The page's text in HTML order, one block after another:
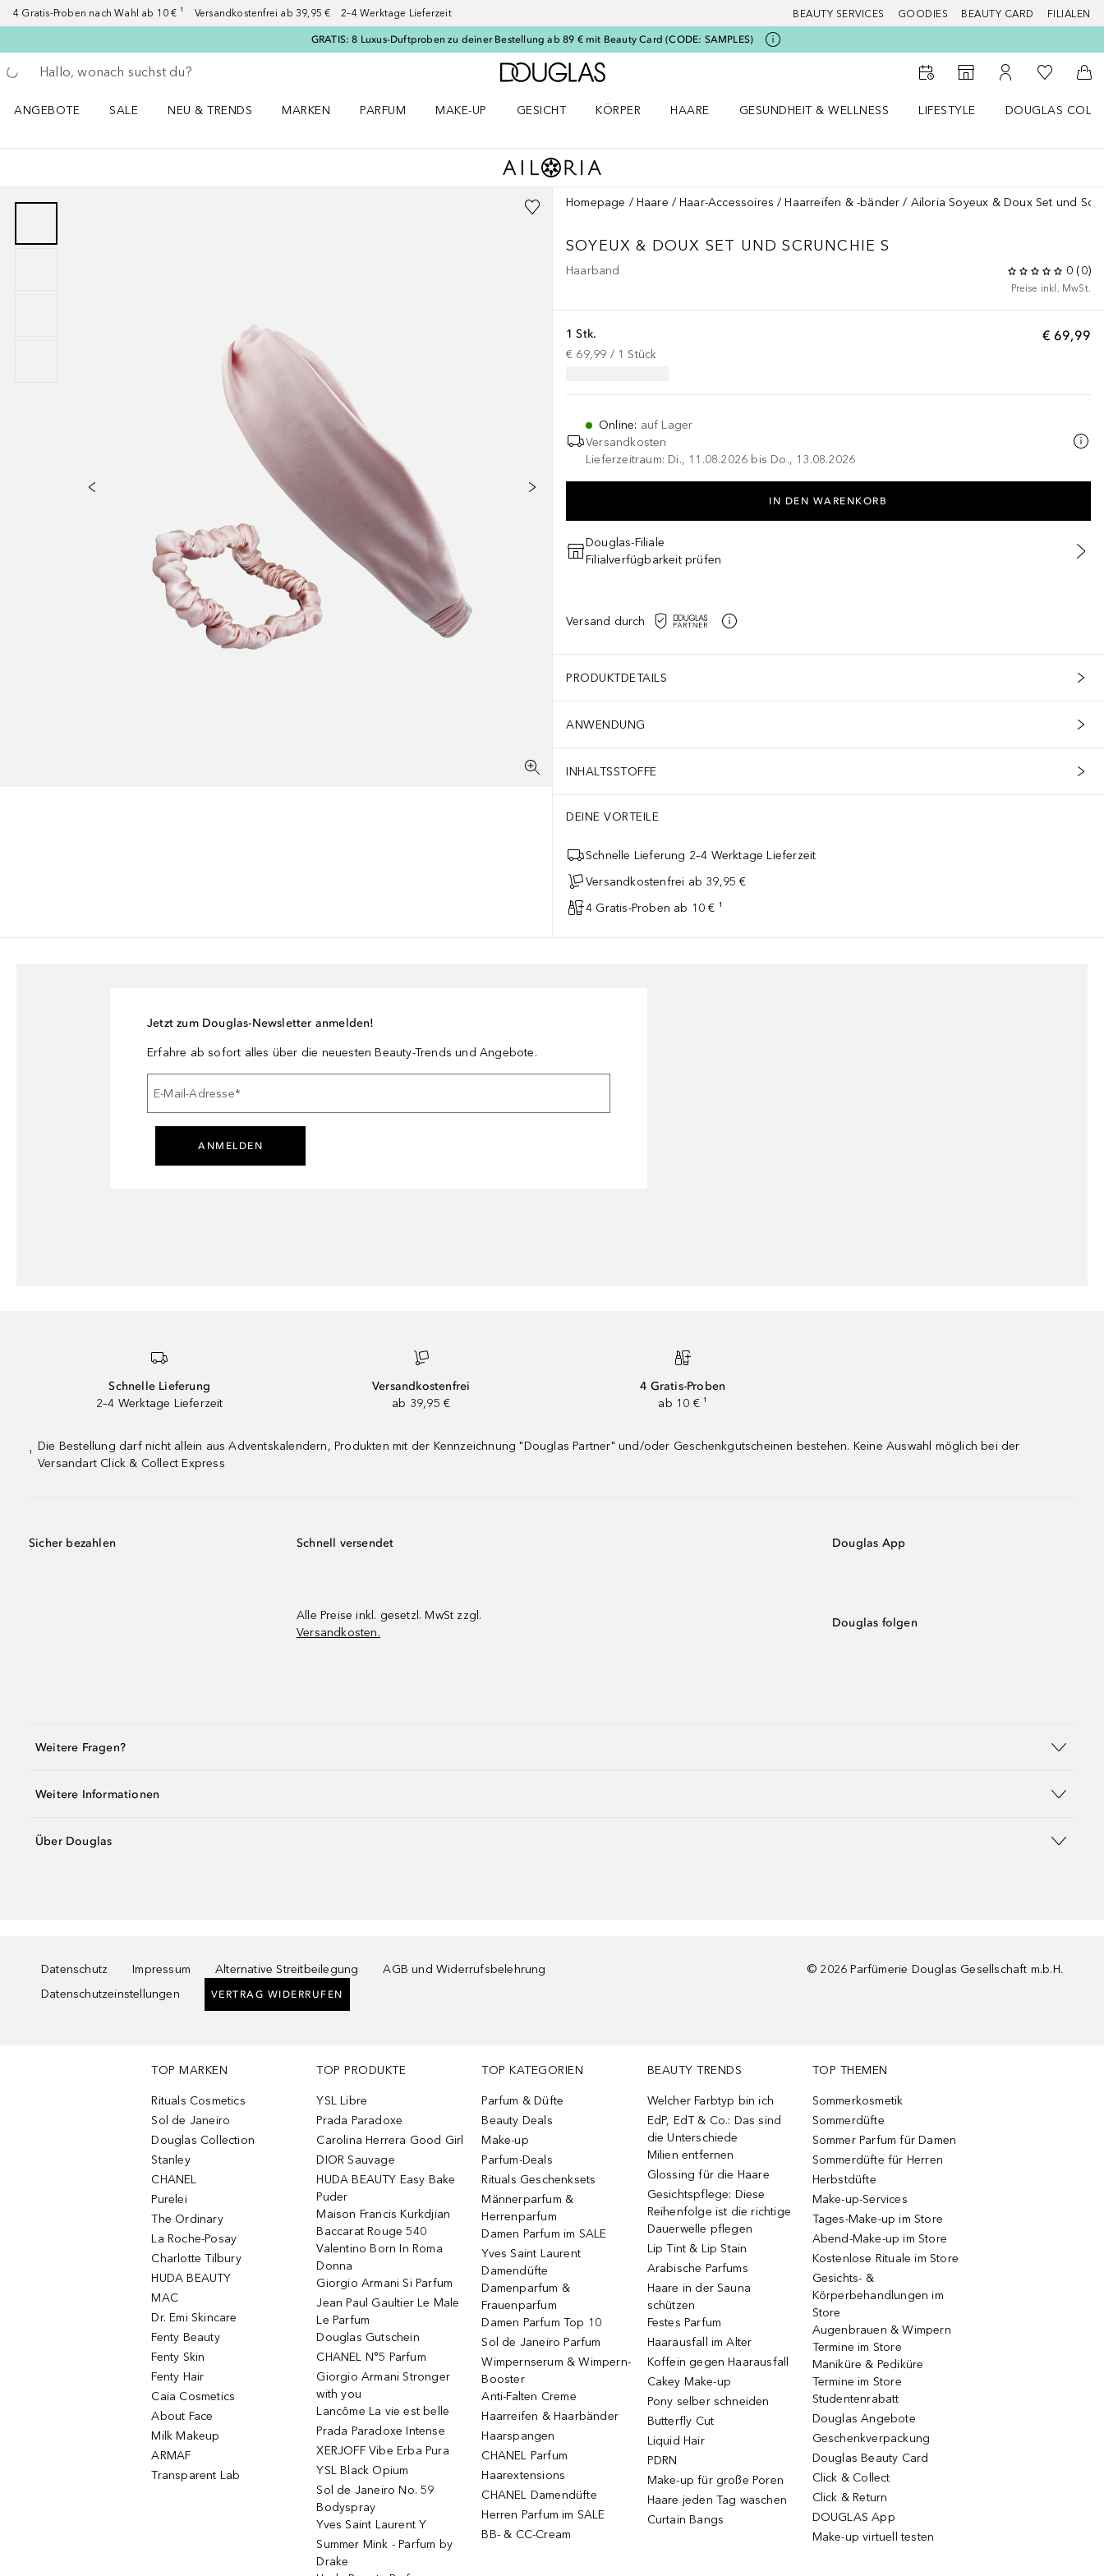
4 Gratis-Proben nach Wahl ab 10 € ¹ Versandkostenfrei ab 39,95 € 2–4 Werktage Lieferzeit BEAUTY SERVICES GOODIES BEAUTY CARD FILIALEN
GRATIS: 8 Luxus-Duftproben zu deiner Bestellung ab 89 € mit Beauty Card (CODE: SAMPLES)
Gehe zurück
Suche ausführen
Zur Douglas Startseite
Zum Storefinder
Zu Meinem
Zu Meiner
ANGEBOTE
SALE
NEU & TRENDS
MARKEN
PARFUM
MAKE-UP
GESICHT
KÖRPER
HAARE
GESUNDHEIT & WELLNESS
LIFESTYLE
DOUGLAS
Homepage Haare Haar-Accessoires Haarreifen & -bänder Ailoria Soyeux & Doux Set und
SOYEUX & DOUX SET UND SCRUNCHIE S
Haarband 0 (0)
Preise inkl. MwSt.
€ 69,99
1 Stk.
€ 69,99 / 1 Stück
Online: auf Lager
Versandkosten
Lieferzeitraum: Di., 11.08.2026 bis Do., 13.08.2026
IN DEN WARENKORB
Douglas-Filiale
Filialverfügbarkeit prüfen
Versand durch
PRODUKTDETAILS
ANWENDUNG
INHALTSSTOFFE
DEINE VORTEILE
Schnelle Lieferung 2–4 Werktage Lieferzeit
Versandkostenfrei ab 39,95 €
4 Gratis-Proben ab 10 € ¹
Jetzt zum Douglas-Newsletter anmelden!
Erfahre ab sofort alles über die neuesten Beauty-Trends und Angebote.
E-Mail-Adresse*
ANMELDEN
Schnelle Lieferung
2–4 Werktage Lieferzeit
Versandkostenfrei
ab 39,95 €
4 Gratis-Proben
ab 10 € ¹
¹
Die Bestellung darf nicht allein aus Adventskalendern, Produkten mit der Kennzeichnung "Douglas Partner" und/oder Geschenkgutscheinen bestehen. Keine Auswahl möglich bei der
Versandart Click & Collect Express
Sicher bezahlen Schnell versendet
Alle Preise inkl. gesetzl. MwSt zzgl.
Versandkosten.
Douglas App
Douglas folgen
Weitere Fragen?
Weitere Informationen
Über Douglas
Datenschutz Impressum Alternative Streitbeilegung
AGB und Widerrufsbelehrung
Datenschutzeinstellungen
VERTRAG WIDERRUFEN
© 2026 Parfümerie Douglas Gesellschaft m.b.H.
TOP MARKEN
Rituals Cosmetics
Sol de Janeiro
Douglas Collection
Stanley
CHANEL
Purelei
The Ordinary
La Roche-Posay
Charlotte Tilbury
HUDA BEAUTY
MAC
Dr. Emi Skincare
Fenty Beauty
Fenty Skin
Fenty Hair
Caia Cosmetics
About Face
Milk Makeup
ARMAF
Transparent Lab
TOP PRODUKTE
YSL Libre
Prada Paradoxe
Carolina Herrera Good Girl
DIOR Sauvage
HUDA BEAUTY Easy Bake
Puder
Maison Francis Kurkdjian
Baccarat Rouge 540
Valentino Born In Roma
Donna
Giorgio Armani Si Parfum
Jean Paul Gaultier Le Male
Le Parfum
Douglas Gutschein
CHANEL N°5 Parfum
Giorgio Armani Stronger
with you
Lancôme La vie est belle
Prada Paradoxe Intense
XERJOFF Vibe Erba Pura
YSL Black Opium
Sol de Janeiro No. 59
Bodyspray
Yves Saint Laurent Y
Summer Mink - Parfum by
Drake
TOP KATEGORIEN
Parfum & Düfte
Beauty Deals
Make-up
Parfum-Deals
Rituals Geschenksets
Männerparfum &
Herrenparfum
Damen Parfum im SALE
Yves Saint Laurent
Damendüfte
Damenparfum &
Frauenparfum
Damen Parfum Top 10
Sol de Janeiro Parfum
Wimpernserum & Wimpern-
Booster
Anti-Falten Creme
Haarreifen & Haarbänder
Haarspangen
CHANEL Parfum
Haarextensions
CHANEL Damendüfte
Herren Parfum im SALE
BB- & CC-Cream
BEAUTY TRENDS
Welcher Farbtyp bin ich
EdP, EdT & Co.: Das sind
die Unterschiede
Milien entfernen
Glossing für die Haare
Gesichtspflege: Diese
Reihenfolge ist die richtige
Dauerwelle pflegen
Lip Tint & Lip Stain
Arabische Parfums
Haare in der Sauna
schützen
Festes Parfum
Haarausfall im Alter
Koffein gegen Haarausfall
Cakey Make-up
Pony selber schneiden
Butterfly Cut
Liquid Hair
PDRN
Make-up für große Poren
Haare jeden Tag waschen
Curtain Bangs
TOP THEMEN
Sommerkosmetik
Sommerdüfte
Sommer Parfum für Damen
Sommerdüfte für Herren
Herbstdüfte
Make-up-Services
Tages-Make-up im Store
Abend-Make-up im Store
Kostenlose Rituale im Store
Gesichts- &
Körperbehandlungen im
Store
Augenbrauen & Wimpern
Termine im Store
Maniküre & Pediküre
Termine im Store
Studentenrabatt
Douglas Angebote
Geschenkverpackung
Douglas Beauty Card
Click & Collect
Click & Return
DOUGLAS App
Make-up virtuell testen